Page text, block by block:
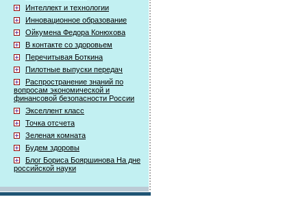
Интеллект и технологии
Инновационное образование
Ойкумена Федора Конюхова
В контакте со здоровьем
Перечитывая Боткина
Пилотные выпуски передач
Распространение знаний по
вопросам экономической и
финансовой безопасности России
Экселлент класс
Точка отсчета
Зеленая комната
Будем здоровы
Блог Бориса Бояршинова На дне
российской науки